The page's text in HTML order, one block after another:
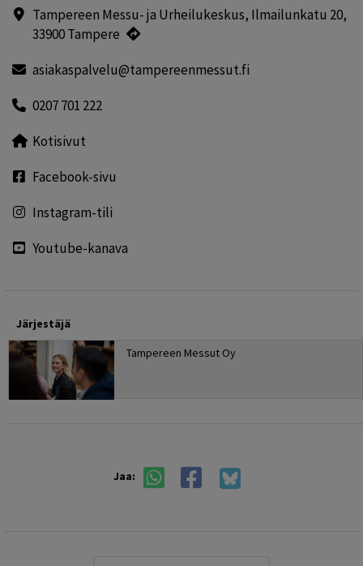
Tampereen Messu- ja Urheilukeskus, Ilmailunkatu 20,
33900 Tampere
asiakaspalvelu@tampereenmessut.fi
0207 701 222
Kotisivut
Facebook-sivu
Instagram-tili
Youtube-kanava
Järjestäjä
Tampereen Messut Oy
Jaa: